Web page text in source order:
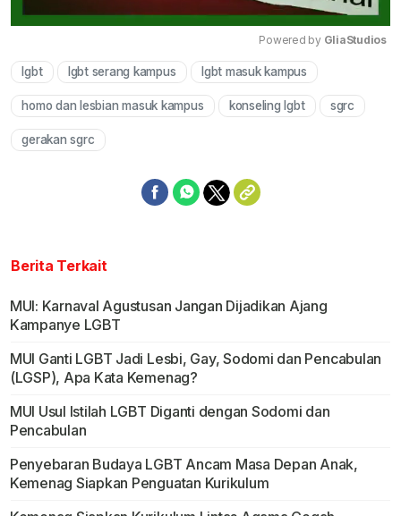
Powered by GliaStudios
lgbt lgbt serang kampus lgbt masuk kampus
homo dan lesbian masuk kampus konseling lgbt sgrc
gerakan sgrc
Berita Terkait
MUI: Karnaval Agustusan Jangan Dijadikan Ajang
Kampanye LGBT
MUI Ganti LGBT Jadi Lesbi, Gay, Sodomi dan Pencabulan
(LGSP), Apa Kata Kemenag?
MUI Usul Istilah LGBT Diganti dengan Sodomi dan
Pencabulan
Penyebaran Budaya LGBT Ancam Masa Depan Anak,
Kemenag Siapkan Penguatan Kurikulum